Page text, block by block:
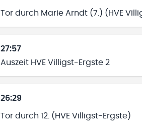
Tor durch Marie Arndt (7.) (HVE
27:57
Auszeit HVE Villigst-Ergste 2
26:29
Tor durch 12. (HVE Villigst-Ergste)